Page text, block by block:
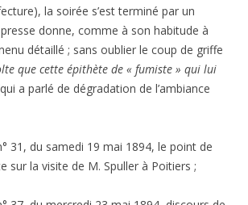
la soirée s’est terminé par un
donne, comme à son habitude à
détaillé ; sans oublier le coup de griffe
que cette épithète de « fumiste » qui lui
a parlé de dégradation de l’ambiance
31, du samedi 19 mai 1894, le point de
sur la visite de M. Spuller à Poitiers ;